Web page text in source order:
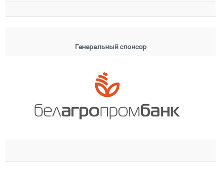
Генеральный спонсор